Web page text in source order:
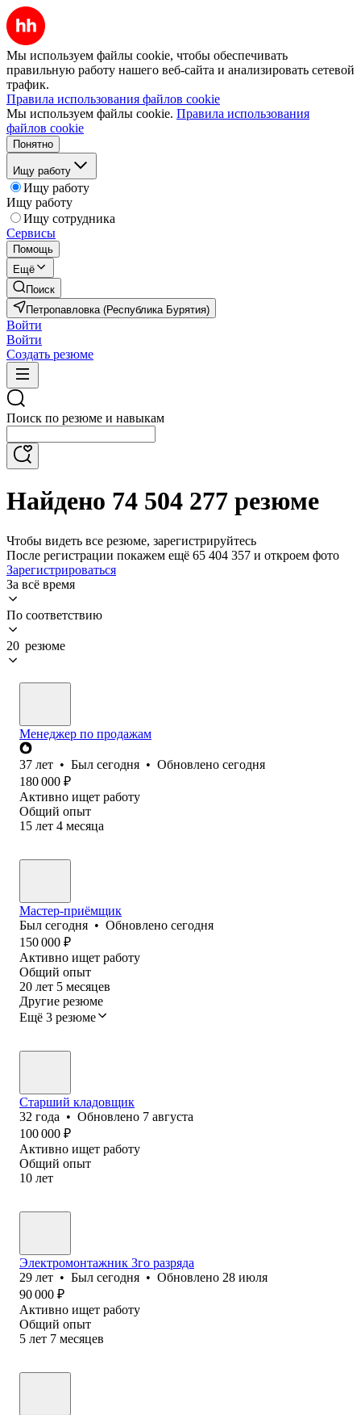
Мы используем файлы cookie, чтобы обеспечивать
правильную работу нашего веб-сайта и анализировать сетевой
трафик.
Правила использования файлов cookie
Мы используем файлы cookie. Правила использования
файлов cookie
Понятно
Ищу работу
Ищу работу
Ищу работу
Ищу сотрудника
Сервисы
Помощь
Ещё
Поиск
Петропавловка (Республика Бурятия)
Войти
Войти
Создать резюме
Поиск по резюме и навыкам
Найдено 74 504 277 резюме
Чтобы видеть все резюме, зарегистрируйтесь
После регистрации покажем ещё 65 404 357 и откроем фото
Зарегистрироваться
За всё время
По соответствию
20 резюме
Менеджер по продажам
37 лет • Был сегодня • Обновлено сегодня
180 000 ₽
Активно ищет работу
Общий опыт
15 лет 4 месяца
Мастер-приёмщик
Был сегодня • Обновлено сегодня
150 000 ₽
Активно ищет работу
Общий опыт
20 лет 5 месяцев
Другие резюме
Ещё 3 резюме
Старший кладовщик
32 года • Обновлено 7 августа
100 000 ₽
Активно ищет работу
Общий опыт
10 лет
Электромонтажник 3го разряда
29 лет • Был сегодня • Обновлено 28 июля
90 000 ₽
Активно ищет работу
Общий опыт
5 лет 7 месяцев